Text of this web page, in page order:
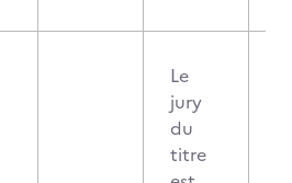
Le
jury
du
titre